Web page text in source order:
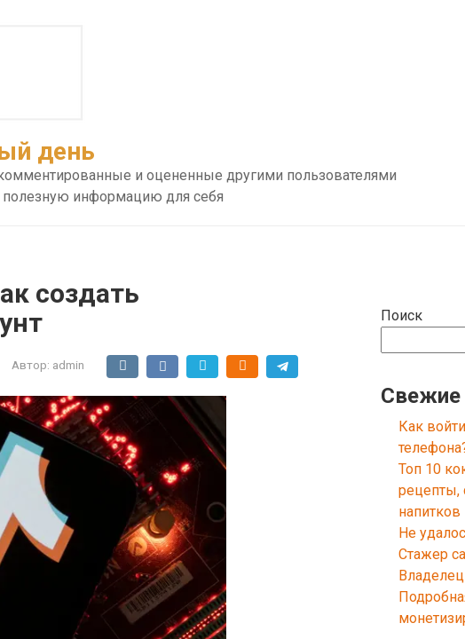
день
и оцененные другими пользователями
полезную информацию для себя
создать
Автор: admin
Поиск
Свежие
Как
Топ 10
рецепты,
напитков
Не
Стажер